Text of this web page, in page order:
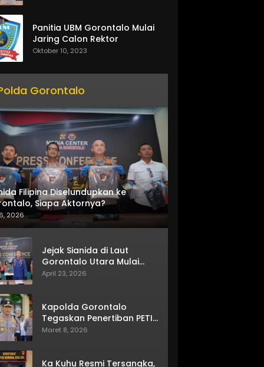
Panitia UBM Gorontalo Mulai
Jaring Calon Rektor
Oktober 10, 2023
Gorontalo
Filipina Diselundupkan ke
Siapa Aktornya?
2026
Jejak Sianida di Laut
Gorontalo Utara Mulai
Terkuak
April 23, 2026
Kapolda Gorontalo
Tegaskan Penertiban PETI
Terus Berjalan
Maret 8, 2026
Ka Kuhu Resmi Tersangka,